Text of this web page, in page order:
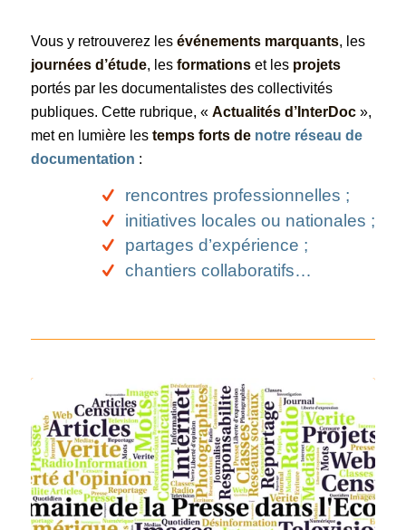
Vous y retrouverez les événements marquants, les
journées d’étude, les formationset les projets
portés par les documentalistes des collectivités
publiques. Cette rubrique, « Actualités d’InterDoc»,
met en lumière les temps forts de notre réseau de
documentation :
rencontres professionnelles ;
initiatives locales ou nationales ;
partages d’expérience ;
chantiers collaboratifs…